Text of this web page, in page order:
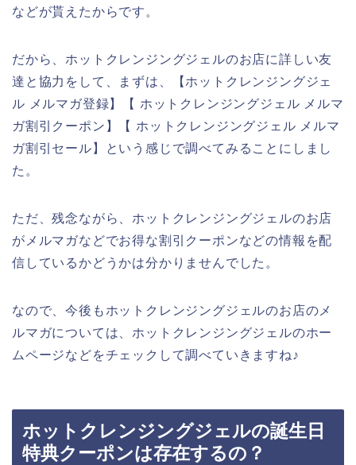
などが貰えたからです。
だから、ホットクレンジングジェルのお店に詳しい友
達と協力をして、まずは、【ホットクレンジングジェ
ル メルマガ登録】【 ホットクレンジングジェル メルマ
ガ割引クーポン】【 ホットクレンジングジェル メルマ
ガ割引セール】という感じで調べてみることにしまし
た。
ただ、残念ながら、ホットクレンジングジェルのお店
がメルマガなどでお得な割引クーポンなどの情報を配
信しているかどうかは分かりませんでした。
なので、今後もホットクレンジングジェルのお店のメ
ルマガについては、ホットクレンジングジェルのホー
ムページなどをチェックして調べていきますね♪
ホットクレンジングジェルの誕生日
特典クーポンは存在するの？